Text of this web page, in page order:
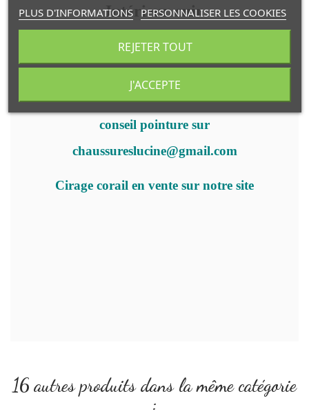
Intérieur cuir
Semelle élastomère
Taillent normalement
conseil pointure sur
chaussureslucine@gmail.com
Cirage corail en vente sur notre site
16 autres produits dans la même catégorie
:
PLUS D'INFORMATIONS PERSONNALISER LES COOKIES
REJETER TOUT
J'ACCEPTE